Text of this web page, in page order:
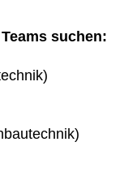
suchen: